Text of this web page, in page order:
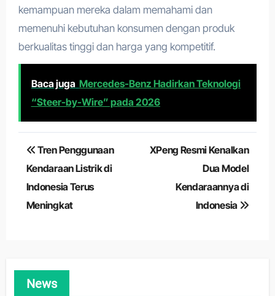
kemampuan mereka dalam memahami dan
memenuhi kebutuhan konsumen dengan produk
berkualitas tinggi dan harga yang kompetitif.
Baca juga Mercedes-Benz Hadirkan Teknologi
“Steer-by-Wire” pada 2026
Navigasi
pos
Tren Penggunaan
Kendaraan Listrik di
Indonesia Terus
Meningkat
XPeng Resmi Kenalkan
Dua Model
Kendaraannya di
Indonesia
News